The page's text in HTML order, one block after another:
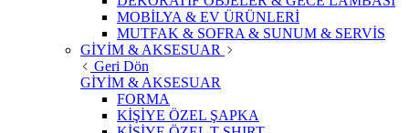
MOBİLYA & EV ÜRÜNLERİ
MUTFAK & SOFRA & SUNUM & SERVİS
GİYİM & AKSESUAR
Geri Dön
GİYİM & AKSESUAR
FORMA
KİŞİYE ÖZEL ŞAPKA